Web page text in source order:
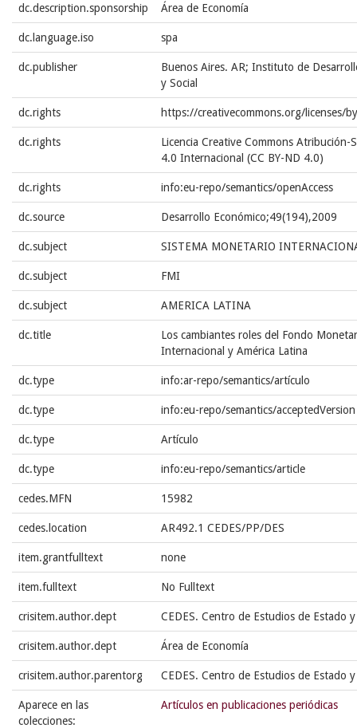
dc.description.sponsorship Área de Economía
dc.language.iso spa
dc.publisher
Buenos Aires. AR; Instituto de
y Social
dc.rights https://creativecommons.org/licenses/
dc.rights
Licencia Creative Commons Atribución-
4.0 Internacional (CC BY-ND 4.0)
dc.rights info:eu-repo/semantics/openAccess
dc.source Desarrollo Económico;49(194),2009
dc.subject SISTEMA MONETARIO
dc.subject FMI
dc.subject AMERICA LATINA
dc.title
Los cambiantes roles del Fondo
Internacional y América Latina
dc.type info:ar-repo/semantics/artículo
dc.type info:eu-repo/semantics/acceptedVersion
dc.type Artículo
dc.type info:eu-repo/semantics/article
cedes.MFN 15982
cedes.location AR492.1 CEDES/PP/DES
item.grantfulltext none
item.fulltext No Fulltext
crisitem.author.dept CEDES. Centro de Estudios de Estado
crisitem.author.dept Área de Economía
crisitem.author.parentorg CEDES. Centro de Estudios de Estado
Aparece en las
colecciones:
Artículos en publicaciones periódicas